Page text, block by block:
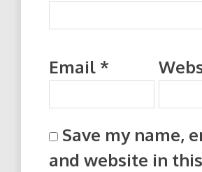
Email *
Save my name,
and website in this